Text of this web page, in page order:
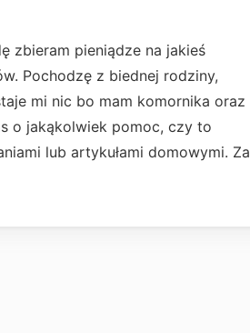
zbieram pieniądze na jakieś
Pochodzę z biednej rodziny,
mi nic bo mam komornika oraz
o jakąkolwiek pomoc, czy to
lub artykułami domowymi. Za